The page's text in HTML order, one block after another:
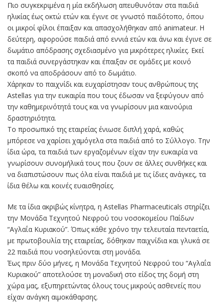
Πιο συγκεκριμένα η μία εκδήλωση απευθυνόταν στα παιδιά
ηλικίας έως οκτώ ετών και έγινε σε γνωστό παιδότοπο, όπου
οι μικροί φίλοι έπαιξαν και απασχολήθηκαν από animateur. Η
δεύτερη, αφορούσε παιδιά από εννιά ετών και άνω και έγινε σε
δωμάτιο απόδρασης σχεδιασμένο για μικρότερες ηλικίες. Εκεί
τα παιδιά συνεργάστηκαν και έπαιξαν σε ομάδες με κοινό
σκοπό να αποδράσουν από το δωμάτιο.
Χάρηκαν το παιχνίδι και ευχαρίστησαν τους ανθρώπους της
Astellas για την ευκαιρία που τους έδωσαν να ξεφύγουν από
την καθημερινότητά τους και να γνωρίσουν μια καινούρια
δραστηριότητα.
Το προσωπικό της εταιρείας ένιωσε διπλή χαρά, καθώς
μπόρεσε να χαρίσει χαμόγελα στα παιδιά από το Σύλλογο. Την
ίδια ώρα, τα παιδιά των εργαζομένων είχαν την ευκαιρία να
γνωρίσουν συνομήλικά τους που ζουν σε άλλες συνθήκες και
να διαπιστώσουν πως όλα είναι παιδιά με τις ίδιες ανάγκες, τα
ίδια θέλω και κοινές ευαισθησίες.
Με τα ίδια ακριβώς κίνητρα, η Astellas Pharmaceuticals στηρίζει
την Μονάδα Τεχνητού Νεφρού του νοσοκομείου Παίδων
“Αγλαΐα Κυριακού”. Όπως κάθε χρόνο την τελευταία πενταετία,
με πρωτοβουλία της εταιρείας, δόθηκαν παιχνίδια και γλυκά σε
22 παιδιά που νοσηλεύονται στη μονάδα.
Έως πριν δύο μήνες, η Μονάδα Τεχνητού Νεφρού του “Αγλαΐα
Κυριακού” αποτελούσε τη μοναδική στο είδος της δομή στη
χώρα μας, εξυπηρετώντας όλους τους μικρούς ασθενείς που
είχαν ανάγκη αιμοκάθαρσης.